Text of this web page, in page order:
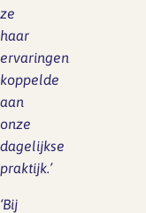
ze
haar
ervaringen
koppelde
aan
onze
dagelijkse
praktijk.’
‘Bij